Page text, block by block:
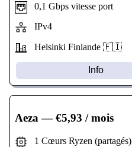
0,1 Gbps vitesse port
IPv4
Helsinki Finlande 🇫🇮
Info
Aeza — €5,93 / mois
1 Cœurs Ryzen (partagés)